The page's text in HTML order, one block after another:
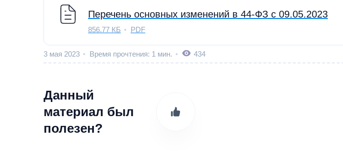
Перечень основных изменений в 44-ФЗ с 09.05.2023
856.77 КБ PDF
3 мая 2023 Время прочтения: 1 мин. 434
Данный
материал был
полезен?